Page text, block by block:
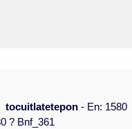
tocuitlatetepon- En: 1580
? Bnf_361